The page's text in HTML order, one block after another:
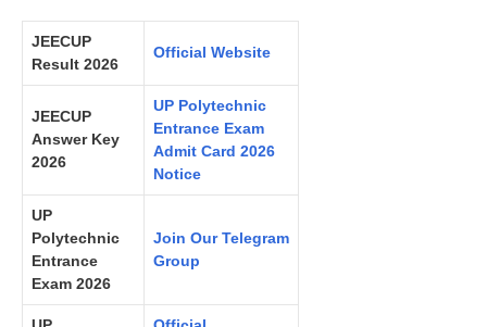
JEECUP
Result 2026
Official Website
JEECUP
Answer Key
2026
UP Polytechnic
Entrance Exam
Admit Card 2026
Notice
UP
Polytechnic
Entrance
Exam 2026
Join Our Telegram
Group